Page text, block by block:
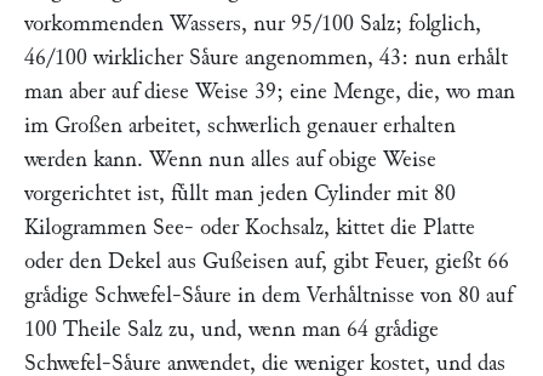
vorkommenden Wassers, nur 95/100 Salz; folglich,
46/100 wirklicher Saͤure angenommen, 43: nun erhaͤlt
man aber auf diese Weise 39; eine Menge, die, wo man
im Großen arbeitet, schwerlich genauer erhalten
werden kann. Wenn nun alles auf obige Weise
vorgerichtet ist, fuͤllt man jeden Cylinder mit 80
Kilogrammen See- oder Kochsalz, kittet die Platte
oder den Dekel aus Gußeisen auf, gibt Feuer, gießt 66
graͤdige Schwefel-Saͤure in dem Verhaͤltnisse von 80 auf
100 Theile Salz zu, und, wenn man 64 graͤdige
Schwefel-Saͤure anwendet, die weniger kostet, und das